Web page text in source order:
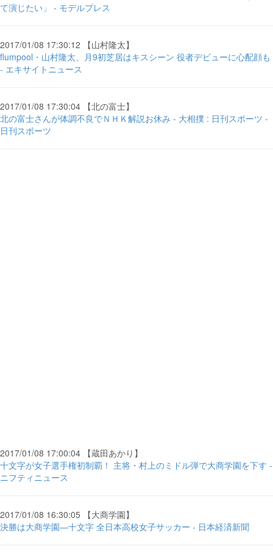
て演じたい」 - モデルプレス
2017/01/08 17:30:12 【山村隆太】
flumpool・山村隆太、月9初芝居はキスシーン 役者デビューに心配顔も
- エキサイトニュース
2017/01/08 17:30:04 【北の富士】
北の富士さんが体調不良でＮＨＫ解説お休み - 大相撲 : 日刊スポーツ -
日刊スポーツ
2017/01/08 17:00:04 【蔵田あかり】
十文字が女子選手権初制覇！ 主将・村上のミドル弾で大商学園を下す -
ニフティニュース
2017/01/08 16:30:05 【大商学園】
決勝は大商学園―十文字 全日本高校女子サッカー - 日本経済新聞